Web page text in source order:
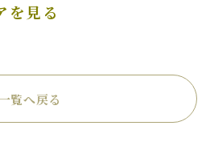
を見る
覧へ戻る